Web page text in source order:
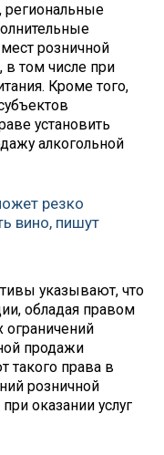
региональные
розничной
в том числе при
Кроме того,
установить
алкогольной
резко
вино, пишут
указывают, что
обладая правом
ограничений
продажи
такого права в
розничной
оказании услуг